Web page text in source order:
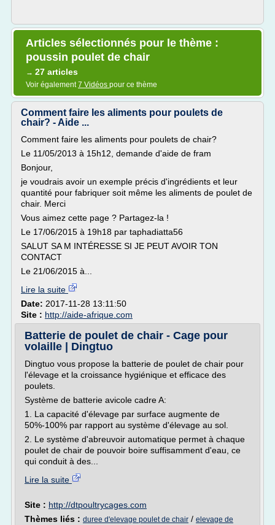
Articles sélectionnés pour le thème :
poussin poulet de chair
→ 27 articles
Voir également7 Vidéos pour ce thème
Comment faire les aliments pour poulets de
chair? - Aide ...
Comment faire les aliments pour poulets de chair?
Le 11/05/2013 à 15h12, demande d'aide de fram
Bonjour,
je voudrais avoir un exemple précis d'ingrédients et leur
quantité pour fabriquer soit même les aliments de poulet de
chair. Merci
Vous aimez cette page ? Partagez-la !
Le 17/06/2015 à 19h18 par taphadiatta56
SALUT SA M INTÉRESSE SI JE PEUT AVOIR TON
CONTACT
Le 21/06/2015 à...
Lire la suite
Date: 2017-11-28 13:11:50
Site : http://aide-afrique.com
Batterie de poulet de chair - Cage pour
volaille | Dingtuo
Dingtuo vous propose la batterie de poulet de chair pour
l'élevage et la croissance hygiénique et efficace des
poulets.
Système de batterie avicole cadre A:
1. La capacité d'élevage par surface augmente de
50%-100% par rapport au système d'élevage au sol.
2. Le système d'abreuvoir automatique permet à chaque
poulet de chair de pouvoir boire suffisamment d'eau, ce
qui conduit à des...
Lire la suite
Site : http://dtpoultrycages.com
Thèmes liés : duree d'elevage poulet de chair / elevage de